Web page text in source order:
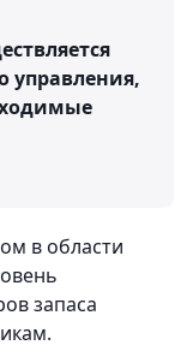
управления,
в области
запаса